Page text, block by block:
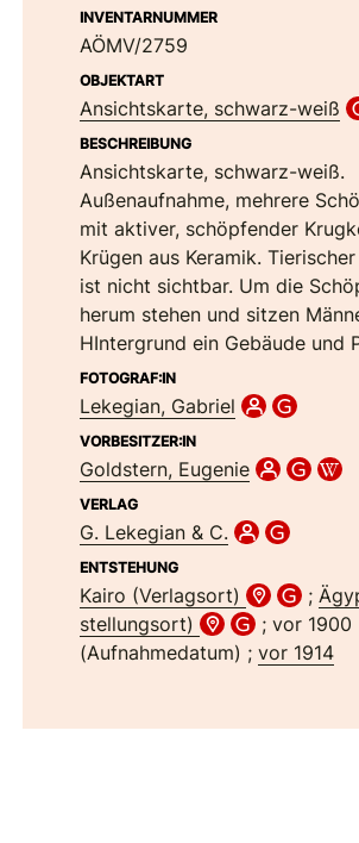
INVENTARNUMMER
AÖMV/2759
OBJEKTART
Ansichtskarte, schwarz-weiß
BESCHREIBUNG
Ansichtskarte, schwarz-weiß.
Außenaufnahme, mehrere
mit aktiver, schöpfender
Krügen aus Keramik.
ist nicht sichtbar. Um die
herum stehen und sitzen
HIntergrund ein Gebäude und
FOTOGRAF:IN
Lekegian, Gabriel
VORBESITZER:IN
Goldstern, Eugenie
VERLAG
G. Lekegian & C.
ENTSTEHUNG
Kairo (Verlagsort) ;
stellungsort)
; vor 1900
(Aufnahmedatum) ;vor 1914